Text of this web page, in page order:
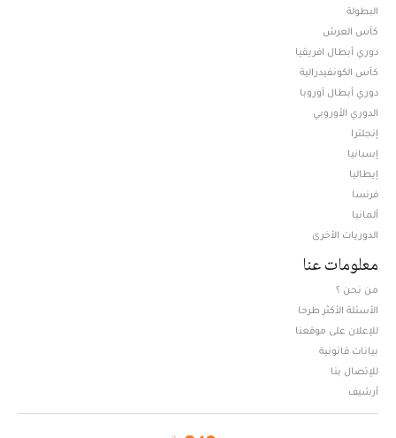
البطولة
كأس العرش
دوري أبطال افريقيا
كأس الكونفيدرالية
دوري أبطال أوروبا
الدوري الأوروبي
إنجلترا
إسبانيا
إيطاليا
فرنسا
ألمانيا
الدوريات الأخرى
معلومات عنا
من نحن ؟
الأسئلة الأكثر طرحا
للإعلان على موقعنا
بيانات قانونية
للإتصال بنا
أرشيف